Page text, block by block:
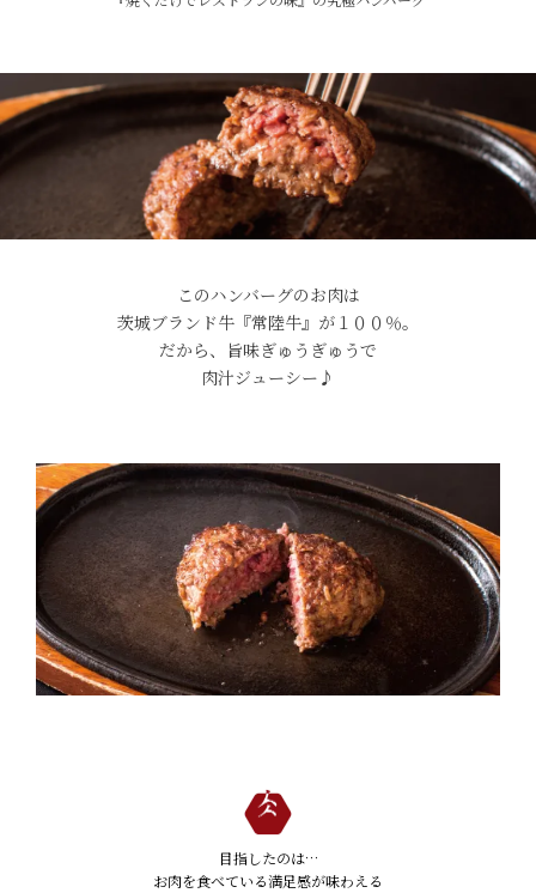
029-254-2441
受付：9:00～17:30(日曜日を除く)
お問合せフォーム
このハンバーグのお肉は
茨城ブランド牛『常陸牛』が１００％。
だから、旨味ぎゅうぎゅうで
肉汁ジューシー♪
目指したのは…
お肉を食べている満足感が味わえる